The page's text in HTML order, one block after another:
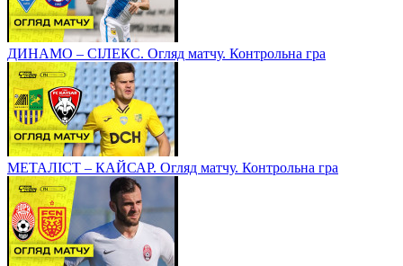
ДИНАМО – СІЛЕКС. Огляд матчу. Контрольна гра
МЕТАЛІСТ – КАЙСАР. Огляд матчу. Контрольна гра